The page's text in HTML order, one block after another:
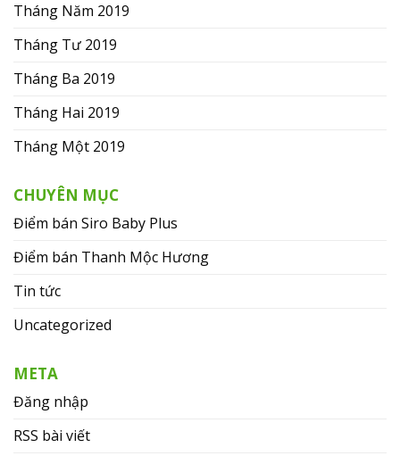
Tháng Năm 2019
Tháng Tư 2019
Tháng Ba 2019
Tháng Hai 2019
Tháng Một 2019
CHUYÊN MỤC
Điểm bán Siro Baby Plus
Điểm bán Thanh Mộc Hương
Tin tức
Uncategorized
META
Đăng nhập
RSS bài viết